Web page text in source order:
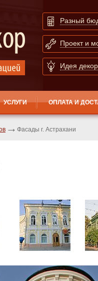
Разный
Проект и
Идея
УСЛУГИ ОПЛАТА И
Фасады г. Астрахани